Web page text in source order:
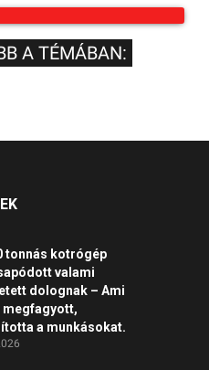
A TÉMÁBAN:
tonnás kotrógép
valami
dolognak – Ami
megfagyott,
a munkásokat.